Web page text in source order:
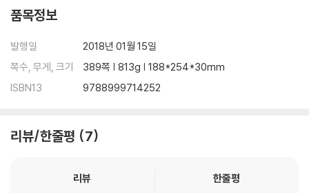
품목정보
발행일
2018년 01월 15일
쪽수, 무게, 크기
389쪽 | 813g | 188*254*30mm
ISBN13
9788999714252
리뷰/한줄평 7
리뷰 한줄평